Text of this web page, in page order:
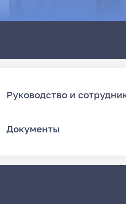
Руководство и
Документы